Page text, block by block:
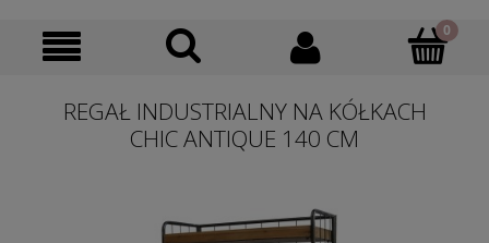
REGAŁ INDUSTRIALNY NA KÓŁKACH
CHIC ANTIQUE 140 CM